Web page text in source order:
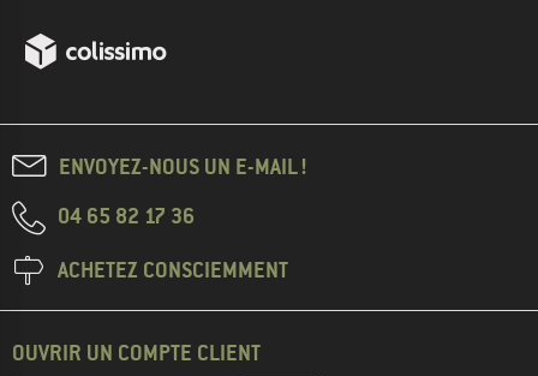
ENVOYEZ-NOUS UN E-MAIL !
04 65 82 17 36
ACHETEZ CONSCIEMMENT
OUVRIR UN COMPTE CLIENT